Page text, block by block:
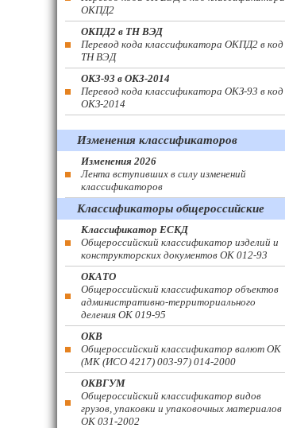
ОКПД2
ОКПД2 в ТН ВЭД
Перевод кода классификатора ОКПД2 в код
ТН ВЭД
ОКЗ-93 в ОКЗ-2014
Перевод кода классификатора ОКЗ-93 в код
ОКЗ-2014
Изменения классификаторов
Изменения 2026
Лента вступивших в силу изменений
классификаторов
Классификаторы общероссийские
Классификатор ЕСКД
Общероссийский классификатор изделий и
конструкторских документов ОК 012-93
ОКАТО
Общероссийский классификатор объектов
административно-территориального
деления ОК 019-95
ОКВ
Общероссийский классификатор валют ОК
(МК (ИСО 4217) 003-97) 014-2000
ОКВГУМ
Общероссийский классификатор видов
грузов, упаковки и упаковочных материалов
ОК 031-2002